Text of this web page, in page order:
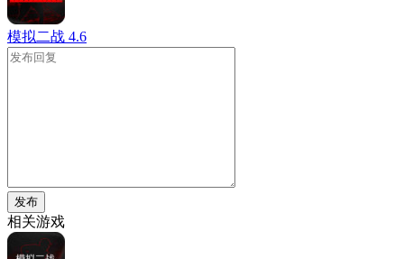
模拟二战 4.6
发布
相关游戏